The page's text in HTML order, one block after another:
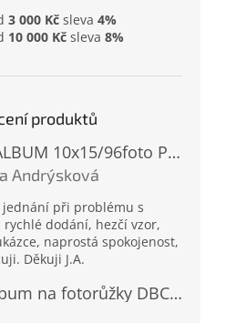
3 000 Kč sleva 4%
10 000 Kč sleva 8%
produktů
FOTOALBUM 10x15/96foto PP-4696 MIX
produktu je 5 z 5 hvězdiček.
Andrýsková
jednání při problému s
dodání, hezčí vzor,
naprostá spokojenost,
Děkuji J.A.
Fotoalbum na fotorůžky DBCL-30 Homage 2
produktu je 5 z 5 hvězdiček.